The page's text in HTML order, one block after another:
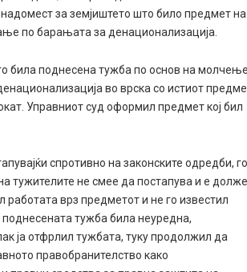
за земјиштето што било предмет на
по барањата за денационализација.
била поднесена тужба по основ на молчење
во врска со истиот
Управниот суд оформил предмет кој бил
спротивно на законските одредби, го
тужителите не смее да постапува и е
работата врз предметот и не го известил
тужба била неуредна,
ја отфрлил тужбата, туку продолжил да
правобранителство како